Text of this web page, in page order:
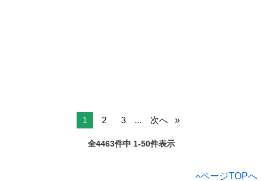
1 2 3 ... 次へ
全4463件中 1-50件表示
ページTOPへ